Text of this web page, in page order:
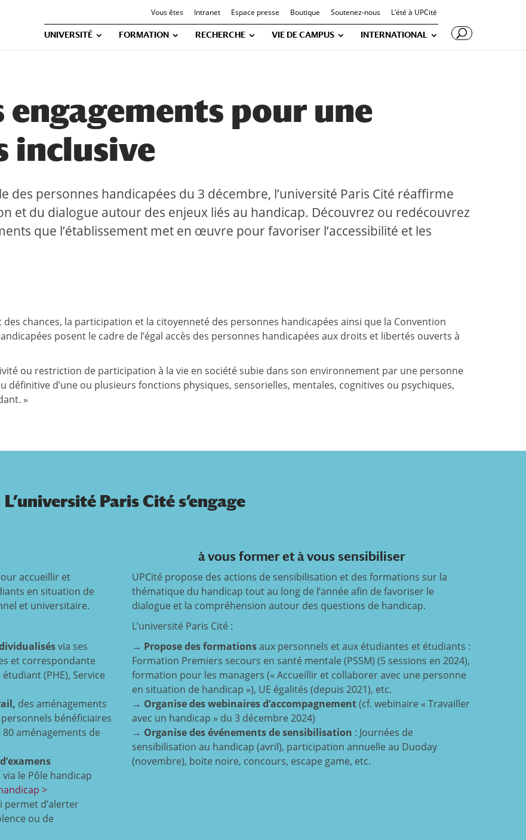
Vous êtes Intranet Espace presse Boutique Soutenez-nous L’été à UPCité
UNIVERSITÉ FORMATION RECHERCHE VIE DE CAMPUS INTERNATIONAL
engagements pour une
inclusive
des personnes handicapées du 3 décembre, l’université Paris Cité réaffirme
et du dialogue autour des enjeux liés au handicap. Découvrez ou redécouvrez
que l’établissement met en œuvre pour favoriser l’accessibilité et les
chances, la participation et la citoyenneté des personnes handicapées ainsi que la Convention
posent le cadre de l’égal accès des personnes handicapées aux droits et libertés ouverts à
ou restriction de participation à la vie en société subie dans son environnement par une personne
définitive d’une ou plusieurs fonctions physiques, sensorielles, mentales, cognitives ou psychiques,
»
L’université Paris Cité s’engage
accueillir et
en situation de
et universitaire.
via ses
et correspondante
(PHE), Service
des aménagements
bénéficiaires
80 aménagements de
le Pôle handicap
>
permet d’alerter
ou de
à vous former et à vous sensibiliser
UPCité propose des actions de sensibilisation et des formations sur la
thématique du handicap tout au long de l’année afin de favoriser le
dialogue et la compréhension autour des questions de handicap.
L’université Paris Cité :
→ Propose des formationsaux personnels et aux étudiantes et étudiants :
Formation Premiers secours en santé mentale (PSSM) (5 sessions en 2024),
formation pour les managers (« Accueillir et collaborer avec une personne
en situation de handicap »), UE égalités (depuis 2021), etc.
→ Organise des webinaires d’accompagnement(cf. webinaire « Travailler
avec un handicap » du 3 décembre 2024)
→ Organise des événements de sensibilisation : Journées de
sensibilisation au handicap (avril), participation annuelle au Duoday
(novembre), boite noire, concours, escape game, etc.